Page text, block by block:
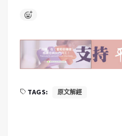
TAGS: 原文解經